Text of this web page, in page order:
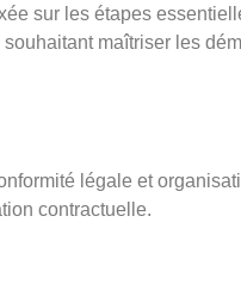
sur les étapes
maîtriser les
légale et
contractuelle.